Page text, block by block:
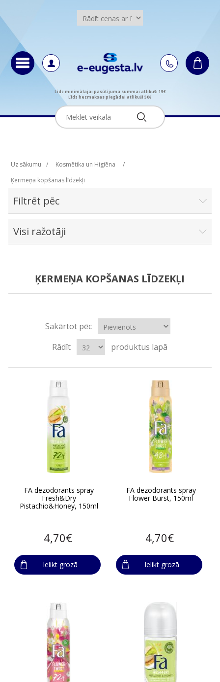
Līdz minimālajai pasūtījuma summai atlikuši 15€
Līdz bezmaksas piegādei atlikuši 50€
Uz sākumu / Kosmētika un Higiēna
/
Ķermeņa kopšanas līdzekļi
Filtrēt pēc
Visi ražotāji
ĶERMEŅA KOPŠANAS LĪDZEKĻI
Sakārtot pēc
Rādīt
produktus lapā
FA dezodorants spray
Fresh&Dry
Pistachio&Honey, 150ml
4,70€
Ielikt grozā
FA dezodorants spray
Flower Burst, 150ml
4,70€
Ielikt grozā